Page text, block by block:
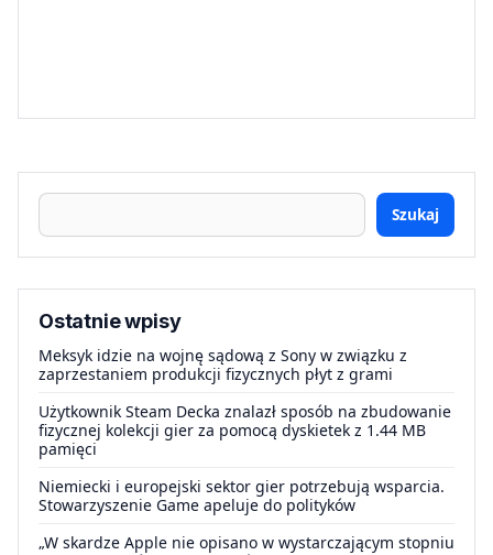
Szukaj
Ostatnie wpisy
Meksyk idzie na wojnę sądową z Sony w związku z
zaprzestaniem produkcji fizycznych płyt z grami
Użytkownik Steam Decka znalazł sposób na zbudowanie
fizycznej kolekcji gier za pomocą dyskietek z 1.44 MB
pamięci
Niemiecki i europejski sektor gier potrzebują wsparcia.
Stowarzyszenie Game apeluje do polityków
„W skardze Apple nie opisano w wystarczającym stopniu